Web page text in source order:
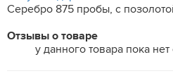
Серебро 875 пробы, с
Отзывы о товаре
у данного товара пока